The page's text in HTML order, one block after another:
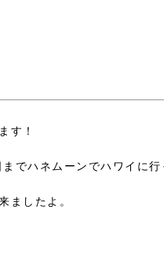
す！
でハネムーンでハワイに行
ましたよ。